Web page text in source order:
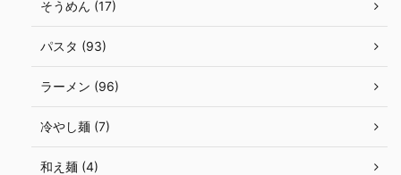
そうめん (17)
パスタ (93)
ラーメン (96)
冷やし麺 (7)
和え麺 (4)